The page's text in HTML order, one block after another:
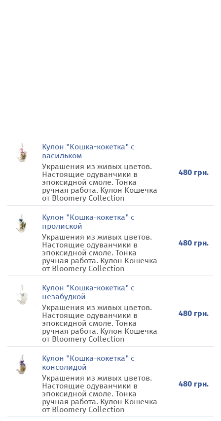
Кулон "Кошка-кокетка" с
васильком
Украшения из живых цветов.
Настоящие одуванчики в
эпоксидной смоле. Тонка
ручная работа. Кулон Кошечка
от Bloomery Collection
480 грн.
Кулон "Кошка-кокетка" с
пролиской
Украшения из живых цветов.
Настоящие одуванчики в
эпоксидной смоле. Тонка
ручная работа. Кулон Кошечка
от Bloomery Collection
480 грн.
Кулон "Кошка-кокетка" с
незабудкой
Украшения из живых цветов.
Настоящие одуванчики в
эпоксидной смоле. Тонка
ручная работа. Кулон Кошечка
от Bloomery Collection
480 грн.
Кулон "Кошка-кокетка" с
консолидой
Украшения из живых цветов.
Настоящие одуванчики в
эпоксидной смоле. Тонка
ручная работа. Кулон Кошечка
от Bloomery Collection
480 грн.